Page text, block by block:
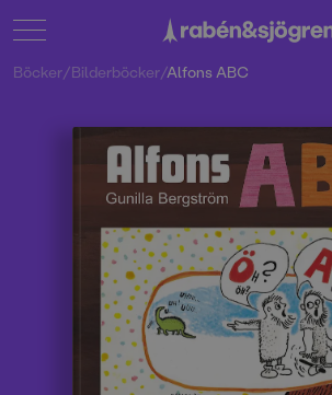
Böcker/Bilderböcker/Alfons ABC